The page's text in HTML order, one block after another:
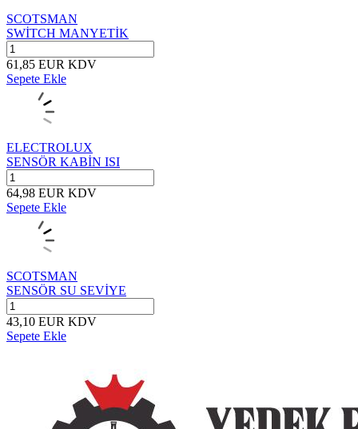
SCOTSMAN
SWİTCH MANYETİK
61,85 EUR KDV
Sepete Ekle
ELECTROLUX
SENSÖR KABİN ISI
64,98 EUR KDV
Sepete Ekle
SCOTSMAN
SENSÖR SU SEVİYE
43,10 EUR KDV
Sepete Ekle